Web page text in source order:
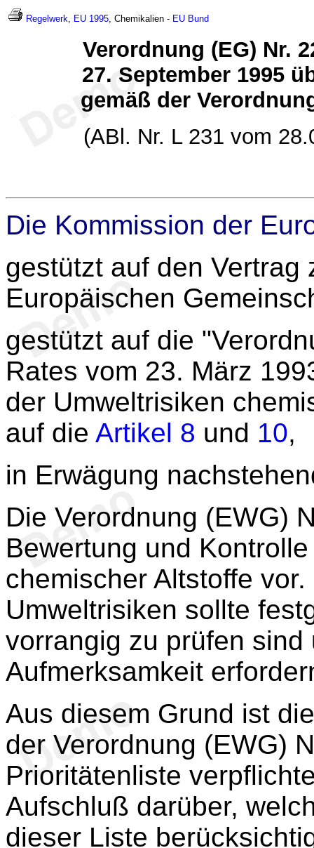
Regelwerk, EU 1995, Chemikalien - EU Bund
Verordnung (EG) Nr.
27. September 1995
gemäß der
(ABl. Nr. L 231 vom
Die Kommission der
gestützt auf den Vertrag
Europäischen
gestützt auf die
Rates vom 23. März
der Umweltrisiken
auf die Artikel 8 und 10,
in Erwägung
Die Verordnung (EWG)
Bewertung und
chemischer Altstoffe
Umweltrisiken sollte
vorrangig zu prüfen sind
Aufmerksamkeit
Aus diesem Grund ist
der Verordnung (EWG)
Prioritätenliste
Aufschluß darüber,
dieser Liste